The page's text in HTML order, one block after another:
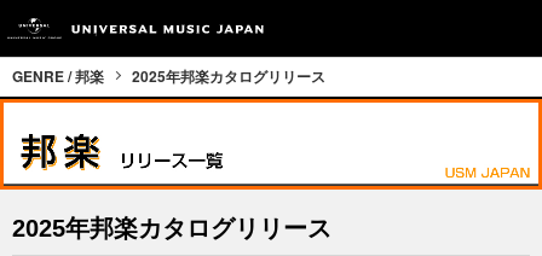
GENRE / 邦楽 2025年邦楽カタログリリース
2025年邦楽カタログリリース